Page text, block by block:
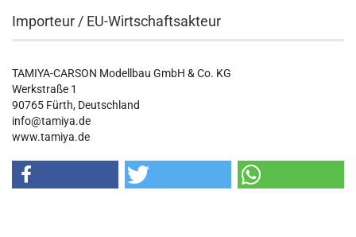
Importeur / EU-Wirtschaftsakteur
TAMIYA-CARSON Modellbau GmbH & Co. KG
Werkstraße 1
90765 Fürth, Deutschland
info@tamiya.de
www.tamiya.de